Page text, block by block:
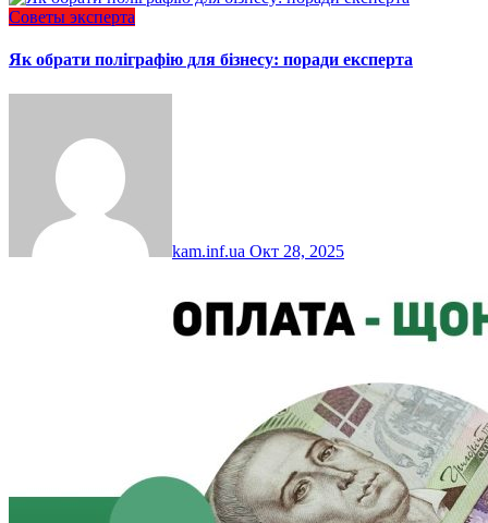
Советы эксперта
Як обрати поліграфію для бізнесу: поради експерта
kam.inf.ua Окт 28, 2025